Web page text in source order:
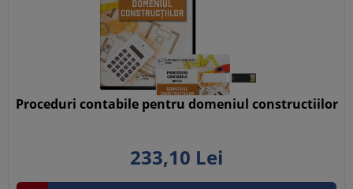
Proceduri contabile pentru domeniul constructiilor
233,10 Lei